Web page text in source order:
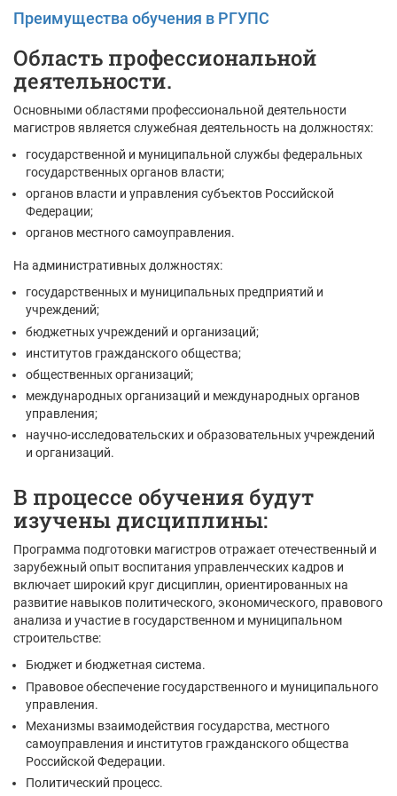
Преимущества обучения в РГУПС
Область профессиональной
деятельности.
Основными областями профессиональной деятельности
магистров является служебная деятельность на должностях:
государственной и муниципальной службы федеральных
государственных органов власти;
органов власти и управления субъектов Российской
Федерации;
органов местного самоуправления.
На административных должностях:
государственных и муниципальных предприятий и
учреждений;
бюджетных учреждений и организаций;
институтов гражданского общества;
общественных организаций;
международных организаций и международных органов
управления;
научно-исследовательских и образовательных учреждений
и организаций.
В процессе обучения будут
изучены дисциплины:
Программа подготовки магистров отражает отечественный и
зарубежный опыт воспитания управленческих кадров и
включает широкий круг дисциплин, ориентированных на
развитие навыков политического, экономического, правового
анализа и участие в государственном и муниципальном
строительстве:
Бюджет и бюджетная система.
Правовое обеспечение государственного и муниципального
управления.
Механизмы взаимодействия государства, местного
самоуправления и институтов гражданского общества
Российской Федерации.
Политический процесс.